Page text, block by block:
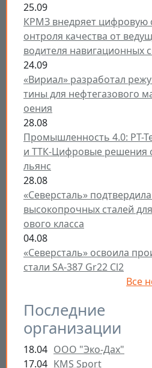
25.09
КРМЗ внедряет цифровую
онтроля качества от
водителя навигационных
24.09
«Вириал» разработал
тины для нефтегазового
оения
28.08
Промышленность 4.0: РТ-
и ТТК-Цифровые решения
льянс
28.08
«Северсталь»
высокопрочных сталей
ового класса
04.08
«Северсталь» освоила
стали SA-387 Gr22 Cl2
Все
Последние
организации
18.04 ООО "Эко-Дах"
17.04 KMS Sport